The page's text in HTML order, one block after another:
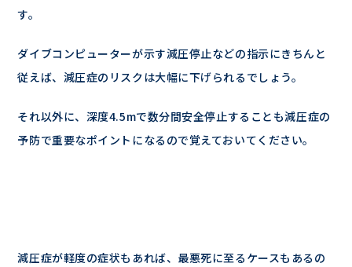
す。
ダイブコンピューターが示す減圧停止などの指示にきちんと
従えば、減圧症のリスクは大幅に下げられるでしょう。
それ以外に、深度4.5mで数分間安全停止することも減圧症の
予防で重要なポイントになるので覚えておいてください。
減圧症が軽度の症状もあれば、最悪死に至るケースもあるの